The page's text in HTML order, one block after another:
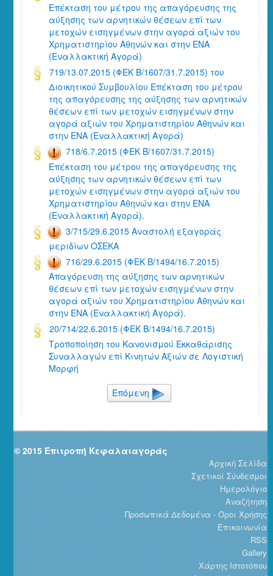
Επέκταση του μέτρου της απαγόρευσης της
αύξησης των αρνητικών θέσεων επί των
μετοχών εισηγμένων στην αγορά αξιών του
Χρηματιστηρίου Αθηνών και στην ΕΝΑ
(Εναλλακτική Αγορά)
719/13.07.2015 (ΦΕΚ Β/1607/31.7.2015) του
Διοικητικού Συμβουλίου Επέκταση του μέτρου
της απαγόρευσης της αύξησης των αρνητικών
θέσεων επί των μετοχών εισηγμένων στην
αγορά αξιών του Χρηματιστηρίου Αθηνών και
στην ΕΝΑ (Εναλλακτική Αγορά)
718/6.7.2015 (ΦΕΚ Β/1607/31.7.2015)
Επέκταση του μέτρου της απαγόρευσης της
αύξησης των αρνητικών θέσεων επί των
μετοχών εισηγμένων στην αγορά αξιών του
Χρηματιστηρίου Αθηνών και στην ΕΝΑ
(Εναλλακτική Αγορά).
3/715/29.6.2015 Αναστολή εξαγοράς
μεριδίων ΟΣΕΚΑ
716/29.6.2015 (ΦΕΚ Β/1494/16.7.2015)
Απαγόρευση της αύξησης των αρνητικών
θέσεων επί των μετοχών εισηγμένων στην
αγορά αξιών του Χρηματιστηρίου Αθηνών και
στην ΕΝΑ (Εναλλακτική Αγορά).
20/714/22.6.2015 (ΦΕΚ Β/1494/16.7.2015)
Τροποποίηση του Κανονισμού Εκκαθάρισης
Συναλλαγών επί Κινητών Αξιών σε Λογιστική
Μορφή
Επόμενη
© 2015 Επιτροπή Κεφαλαιαγοράς
Αρχική Σελίδα
Σχετικοί Σύνδεσμοι
Ημερολόγιο
Αναζήτηση
Προσωπικά Δεδομένα - Όροι Χρήσης
Επικοινωνία
RSS
Gallery
Χάρτης Ιστοτόπου